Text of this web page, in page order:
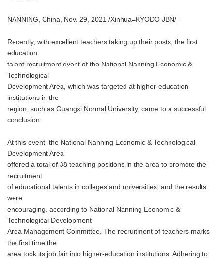
NANNING, China, Nov. 29, 2021 /Xinhua=KYODO JBN/--
Recently, with excellent teachers taking up their posts, the first
education
talent recruitment event of the National Nanning Economic &
Technological
Development Area, which was targeted at higher-education
institutions in the
region, such as Guangxi Normal University, came to a successful
conclusion.
At this event, the National Nanning Economic & Technological
Development Area
offered a total of 38 teaching positions in the area to promote the
recruitment
of educational talents in colleges and universities, and the results
were
encouraging, according to National Nanning Economic &
Technological Development
Area Management Committee. The recruitment of teachers marks
the first time the
area took its job fair into higher-education institutions. Adhering to